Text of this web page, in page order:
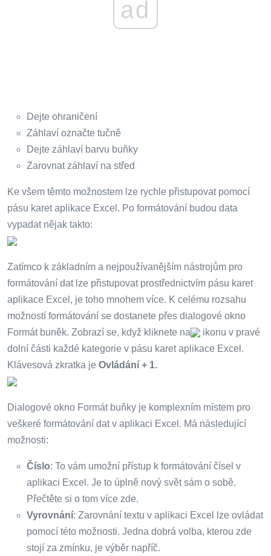
ad
Dejte ohraničení
Záhlaví označte tučně
Dejte záhlaví barvu buňky
Zarovnat záhlaví na střed
Ke všem těmto možnostem lze rychle přistupovat pomocí
pásu karet aplikace Excel. Po formátování budou data
vypadat nějak takto:
Zatímco k základním a nejpoužívanějším nástrojům pro
formátování dat lze přistupovat prostřednictvím pásu karet
aplikace Excel, je toho mnohem více. K celému rozsahu
možností formátování se dostanete přes dialogové okno
Formát buněk. Zobrazí se, když kliknete na
ikonu v pravé
dolní části každé kategorie v pásu karet aplikace Excel.
Klávesová zkratka je Ovládání + 1.
Dialogové okno Formát buňky je komplexním místem pro
veškeré formátování dat v aplikaci Excel. Má následující
možnosti:
Číslo: To vám umožní přístup k formátování čísel v
aplikaci Excel. Je to úplně nový svět sám o sobě.
Přečtěte si o tom více zde.
Vyrovnání: Zarovnání textu v aplikaci Excel lze ovládat
pomocí této možnosti. Jedna dobrá volba, kterou zde
stojí za zmínku, je výběr napříč.